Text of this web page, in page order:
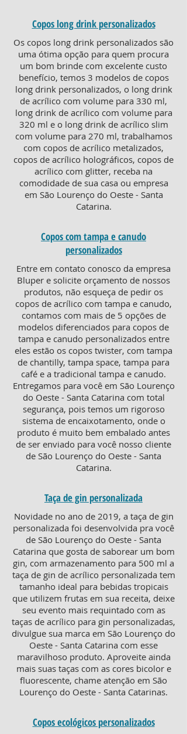
Copos long drink personalizados
Os copos long drink personalizados são
uma ótima opção para quem procura
um bom brinde com excelente custo
benefício, temos 3 modelos de copos
long drink personalizados, o long drink
de acrílico com volume para 330 ml,
long drink de acrílico com volume para
320 ml e o long drink de acrílico slim
com volume para 270 ml, trabalhamos
com copos de acrílico metalizados,
copos de acrílico holográficos, copos de
acrílico com glitter, receba na
comodidade de sua casa ou empresa
em São Lourenço do Oeste - Santa
Catarina.
Copos com tampa e canudo
personalizados
Entre em contato conosco da empresa
Bluper e solicite orçamento de nossos
produtos, não esqueça de pedir os
copos de acrílico com tampa e canudo,
contamos com mais de 5 opções de
modelos diferenciados para copos de
tampa e canudo personalizados entre
eles estão os copos twister, com tampa
de chantilly, tampa space, tampa para
café e a tradicional tampa e canudo.
Entregamos para você em São Lourenço
do Oeste - Santa Catarina com total
segurança, pois temos um rigoroso
sistema de encaixotamento, onde o
produto é muito bem embalado antes
de ser enviado para você nosso cliente
de São Lourenço do Oeste - Santa
Catarina.
Taça de gin personalizada
Novidade no ano de 2019, a taça de gin
personalizada foi desenvolvida pra você
de São Lourenço do Oeste - Santa
Catarina que gosta de saborear um bom
gin, com armazenamento para 500 ml a
taça de gin de acrílico personalizada tem
tamanho ideal para bebidas tropicais
que utilizem frutas em sua receita, deixe
seu evento mais requintado com as
taças de acrílico para gin personalizadas,
divulgue sua marca em São Lourenço do
Oeste - Santa Catarina com esse
maravilhoso produto. Aproveite ainda
mais suas taças com as cores bicolor e
fluorescente, chame atenção em São
Lourenço do Oeste - Santa Catarinas.
Copos ecológicos personalizados